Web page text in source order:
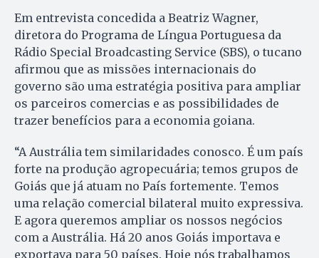
Em entrevista concedida a Beatriz Wagner,
diretora do Programa de Língua Portuguesa da
Rádio Special Broadcasting Service (SBS), o tucano
afirmou que as missões internacionais do
governo são uma estratégia positiva para ampliar
os parceiros comercias e as possibilidades de
trazer benefícios para a economia goiana.
“A Austrália tem similaridades conosco. É um país
forte na produção agropecuária; temos grupos de
Goiás que já atuam no País fortemente. Temos
uma relação comercial bilateral muito expressiva.
E agora queremos ampliar os nossos negócios
com a Austrália. Há 20 anos Goiás importava e
exportava para 50 países. Hoje nós trabalhamos